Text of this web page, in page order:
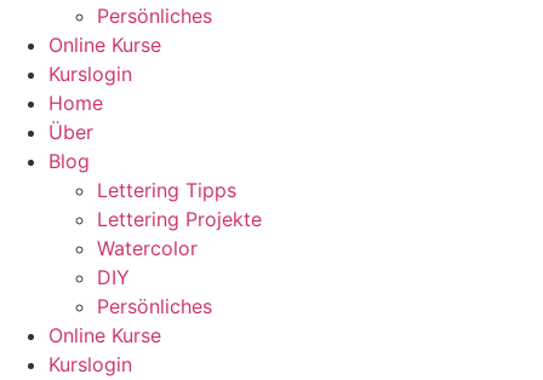
Persönliches
Online Kurse
Kurslogin
Home
Über
Blog
Lettering Tipps
Lettering Projekte
Watercolor
DIY
Persönliches
Online Kurse
Kurslogin